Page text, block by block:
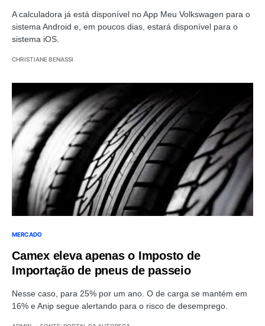
A calculadora já está disponível no App Meu Volkswagen para o
sistema Android e, em poucos dias, estará disponível para o
sistema iOS.
CHRISTIANE BENASSI
MERCADO
Camex eleva apenas o Imposto de
Importação de pneus de passeio
Nesse caso, para 25% por um ano. O de carga se mantém em
16% e Anip segue alertando para o risco de desemprego.